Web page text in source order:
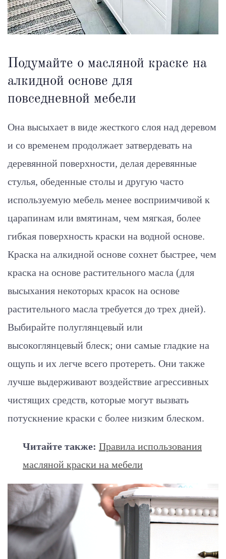
Подумайте о масляной краске на
алкидной основе для
повседневной мебели
Она высыхает в виде жесткого слоя над деревом
и со временем продолжает затвердевать на
деревянной поверхности, делая деревянные
стулья, обеденные столы и другую часто
используемую мебель менее восприимчивой к
царапинам или вмятинам, чем мягкая, более
гибкая поверхность краски на водной основе.
Краска на алкидной основе сохнет быстрее, чем
краска на основе растительного масла (для
высыхания некоторых красок на основе
растительного масла требуется до трех дней).
Выбирайте полуглянцевый или
высокоглянцевый блеск; они самые гладкие на
ощупь и их легче всего протереть. Они также
лучше выдерживают воздействие агрессивных
чистящих средств, которые могут вызвать
потускнение краски с более низким блеском.
Читайте также: Правила использования
масляной краски на мебели